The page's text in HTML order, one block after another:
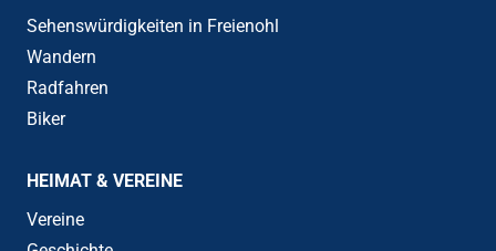
Sehenswürdigkeiten in Freienohl
Wandern
Radfahren
Biker
HEIMAT & VEREINE
Vereine